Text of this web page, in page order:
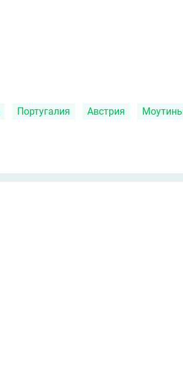
Португалия Австрия